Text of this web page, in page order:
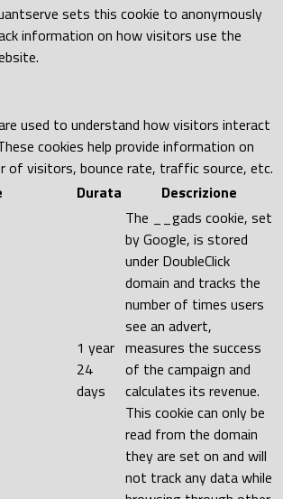
sets this cookie to anonymously
information on how visitors use the
used to understand how visitors interact
cookies help provide information on
of visitors, bounce rate, traffic source, etc.
Durata Descrizione
1 year
24
days
The __gads cookie, set
by Google, is stored
under DoubleClick
domain and tracks the
number of times users
see an advert,
measures the success
of the campaign and
calculates its revenue.
This cookie can only be
read from the domain
they are set on and will
not track any data while